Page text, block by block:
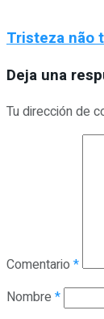
Tristeza não
Deja una
Tu dirección de
Comentario *
Nombre *